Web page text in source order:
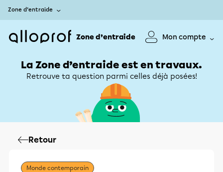
Zone d’entraide
Zone d’entraide Mon compte
La Zone d’entraide est en travaux.
Retrouve ta question parmi celles déjà posées!
Retour
Monde contemporain